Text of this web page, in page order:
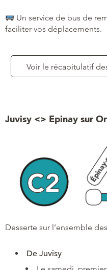
Un service de bus de
faciliter vos déplacements.
Voir le récapitulatif
Juvisy <> Epinay sur
Desserte sur l’ensemble
De Juvisy